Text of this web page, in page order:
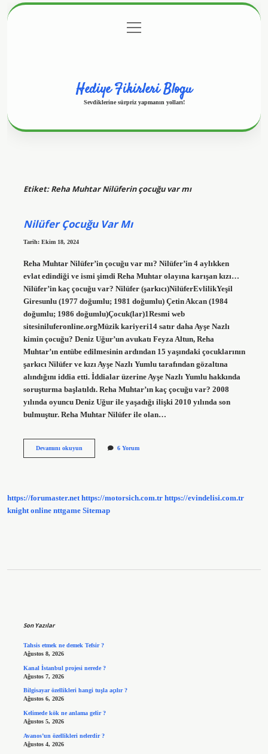
Gizlilik Politikası
menüyü
aç
Hediye Fikirleri Blogu
Sevdiklerine sürpriz yapmanın yolları!
Etiket:Reha Muhtar Nilüferin çocuğu var mı
Nilüfer Çocuğu Var Mı
Tarih: Ekim 18, 2024
Reha Muhtar Nilüfer’in çocuğu var mı? Nilüfer’in 4 aylıkken
evlat edindiği ve ismi şimdi Reha Muhtar olayına karışan kızı…
Nilüfer’in kaç çocuğu var? Nilüfer (şarkıcı)NilüferEvlilikYeşil
Giresunlu (1977 doğumlu; 1981 doğumlu) Çetin Akcan (1984
doğumlu; 1986 doğumlu)Çocuk(lar)1Resmi web
sitesiniluferonline.orgMüzik kariyeri14 satır daha Ayşe Nazlı
kimin çocuğu? Deniz Uğur’un avukatı Feyza Altun, Reha
Muhtar’ın entübe edilmesinin ardından 15 yaşındaki çocuklarının
şarkıcı Nilüfer ve kızı Ayşe Nazlı Yumlu tarafından gözaltına
alındığını iddia etti. İddialar üzerine Ayşe Nazlı Yumlu hakkında
soruşturma başlatıldı. Reha Muhtar’ın kaç çocuğu var? 2008
yılında oyuncu Deniz Uğur ile yaşadığı ilişki 2010 yılında son
bulmuştur. Reha Muhtar Nilüfer ile olan…
Devamını okuyunNilüfer
6 Yorum
https://forumaster.net https://motorsich.com.tr https://evindelisi.com.tr
knight online nttgame Sitemap
Son Yazılar
Tahsis etmek ne demek Tefsir ?
Ağustos 8, 2026
Kanal İstanbul projesi nerede ?
Ağustos 7, 2026
Bilgisayar özellikleri hangi tuşla açılır ?
Ağustos 6, 2026
Kelimede kök ne anlama gelir ?
Ağustos 5, 2026
Avanos’un özellikleri nelerdir ?
Ağustos 4, 2026